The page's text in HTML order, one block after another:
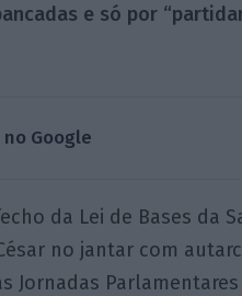
e só por
Google
da Lei de Bases da
no jantar com
Jornadas Parlamentares